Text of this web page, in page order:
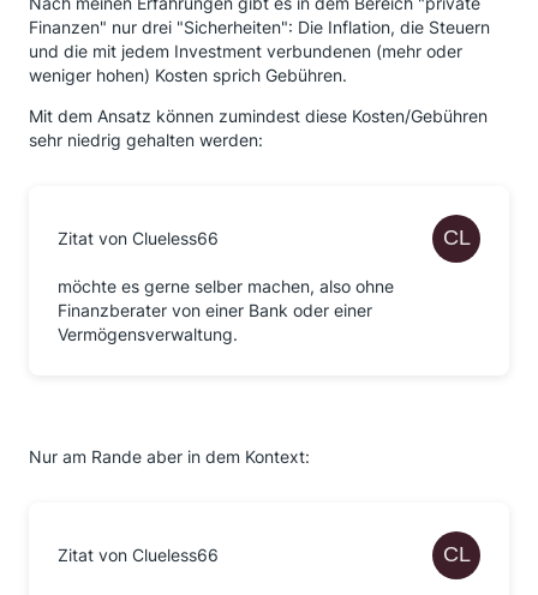
Finanzen" nur drei "Sicherheiten": Die Inflation, die Steuern
und die mit jedem Investment verbundenen (mehr oder
weniger hohen) Kosten sprich Gebühren.
Mit dem Ansatz können zumindest diese Kosten/Gebühren
sehr niedrig gehalten werden:
Zitat von Clueless66
möchte es gerne selber machen, also ohne
Finanzberater von einer Bank oder einer
Vermögensverwaltung.
Nur am Rande aber in dem Kontext:
Zitat von Clueless66